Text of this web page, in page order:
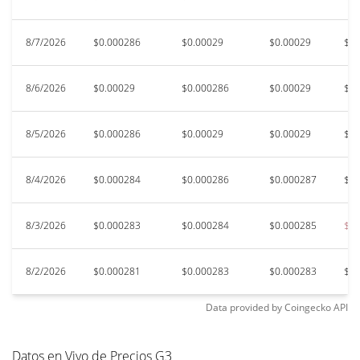
8/7/2026 $0.000286 $0.00029 $0.00029
8/6/2026 $0.00029 $0.000286 $0.00029
8/5/2026 $0.000286 $0.00029 $0.00029
8/4/2026 $0.000284 $0.000286 $0.000287
8/3/2026 $0.000283 $0.000284 $0.000285
8/2/2026 $0.000281 $0.000283 $0.000283
Data provided byCoingeckoAPI
Datos en Vivo de Precios G3